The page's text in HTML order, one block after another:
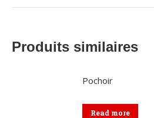
Produits similaires
Pochoir
Read more